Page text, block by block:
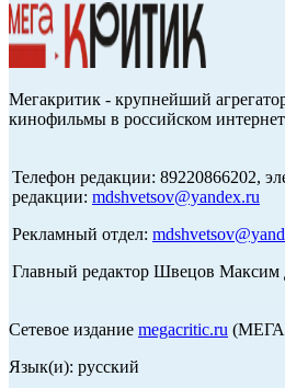
Мегакритик - крупнейший
кинофильмы в российском
Телефон редакции: 89220866202,
редакции: mdshvetsov@yandex.ru
Рекламный отдел:
Главный редактор Швецов Максим
Сетевое издание megacritic.ru
Язык(и): русский